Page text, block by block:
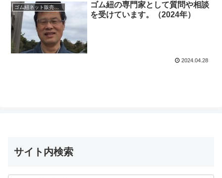
ゴム紐ネット販売ブログ
ゴム紐の専門家として質問や相談
を受けています。（2024年）
2024.04.28
サイト内検索